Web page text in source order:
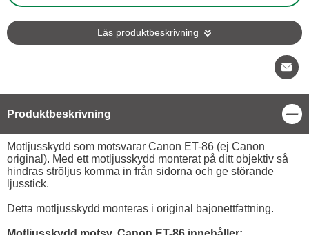
Läs produktbeskrivning
Produktbeskrivning
Produktbeskrivning
Motljusskydd som motsvarar Canon ET-86 (ej Canon
original). Med ett motljusskydd monterat på ditt objektiv så
hindras ströljus komma in från sidorna och ge störande
ljusstick.
Detta motljusskydd monteras i original bajonettfattning.